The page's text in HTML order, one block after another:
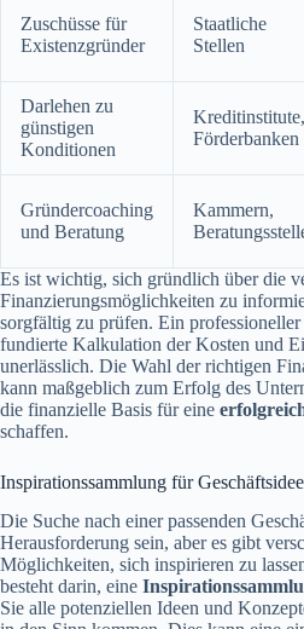
Zuschüsse für
Existenzgründer
Staatliche
Stellen
Darlehen zu
günstigen
Konditionen
Kreditinstitute,
Förderbanken
Gründercoaching
und Beratung
Kammern,
Es ist wichtig, sich gründlich über die
Finanzierungsmöglichkeiten zu
sorgfältig zu prüfen. Ein
fundierte Kalkulation der Kosten und
unerlässlich. Die Wahl der richtigen
kann maßgeblich zum Erfolg des
die finanzielle Basis für eine
schaffen.
Inspirationssammlung für
Die Suche nach einer passenden
Herausforderung sein, aber es gibt
Möglichkeiten, sich inspirieren zu
besteht darin, eine
Sie alle potenziellen Ideen und